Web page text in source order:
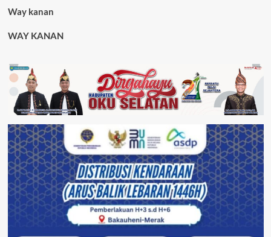
Way kanan
WAY KANAN